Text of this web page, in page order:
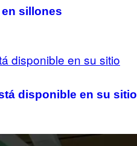
sillones
disponible en su sitio